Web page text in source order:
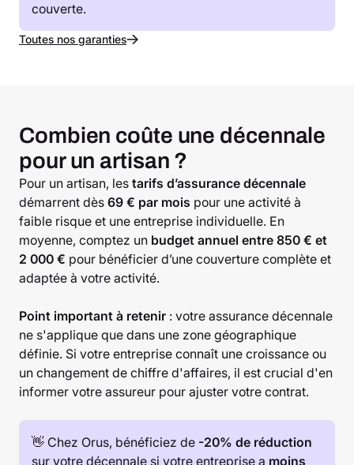
couverte.
Toutes nos garanties
Combien coûte une décennale
pour un artisan ?
Pour un artisan, les tarifs d’assurance décennale
démarrent dès 69 € par mois pour une activité à
faible risque et une entreprise individuelle. En
moyenne, comptez un budget annuel entre 850 € et
2 000 € pour bénéficier d’une couverture complète et
adaptée à votre activité.
Point important à retenir : votre assurance décennale
ne s'applique que dans une zone géographique
définie. Si votre entreprise connaît une croissance ou
un changement de chiffre d'affaires, il est crucial d'en
informer votre assureur pour ajuster votre contrat.
👋 Chez Orus, bénéficiez de -20% de réduction
sur votre décennale si votre entreprise a moins